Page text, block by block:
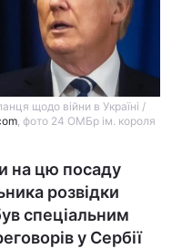
щодо війни в Україні /
, фото 24 ОМБр ім. короля
на цю посаду
розвідки
спеціальним
у Сербії